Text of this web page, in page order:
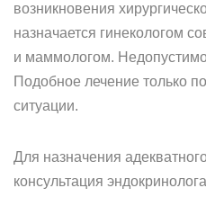
возникновения
назначается гинекологом
и маммологом.
Подобное лечение только
ситуации.
Для назначения
консультация эндокринолога